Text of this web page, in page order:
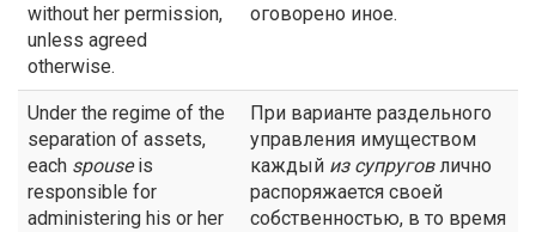
without her permission,
unless agreed
otherwise.
оговорено иное.
Under the regime of the
separation of assets,
each spouseis
responsible for
administering his or her
При варианте раздельного
управления имуществом
каждый из супруговлично
распоряжается своей
собственностью, в то время